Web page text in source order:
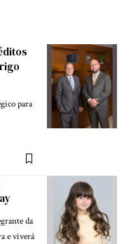
para
da
e viverá